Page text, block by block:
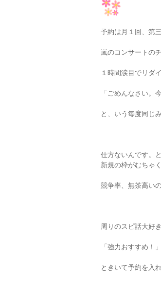
予約は月１回、第
嵐のコンサートの
１時間涙目でリダ
「ごめんなさい。
と、いう毎度同じ
仕方ないんです。
新規の枠がむちゃ
競争率、無茶高いの
周りのスピ話大好
「強力おすすめ！」
ときいて予約を入